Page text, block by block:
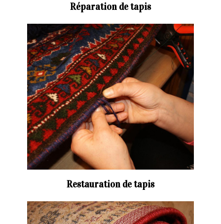
Réparation de tapis
Restauration de tapis